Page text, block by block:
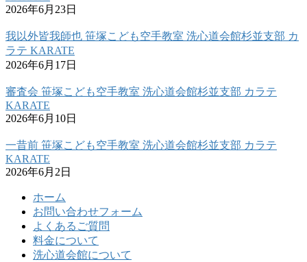
2026年6月23日
我以外皆我師也 笹塚こども空手教室 洗心道会館杉並支部 カ
ラテ KARATE
2026年6月17日
審査会 笹塚こども空手教室 洗心道会館杉並支部 カラテ
KARATE
2026年6月10日
一昔前 笹塚こども空手教室 洗心道会館杉並支部 カラテ
KARATE
2026年6月2日
ホーム
お問い合わせフォーム
よくあるご質問
料金について
洗心道会館について